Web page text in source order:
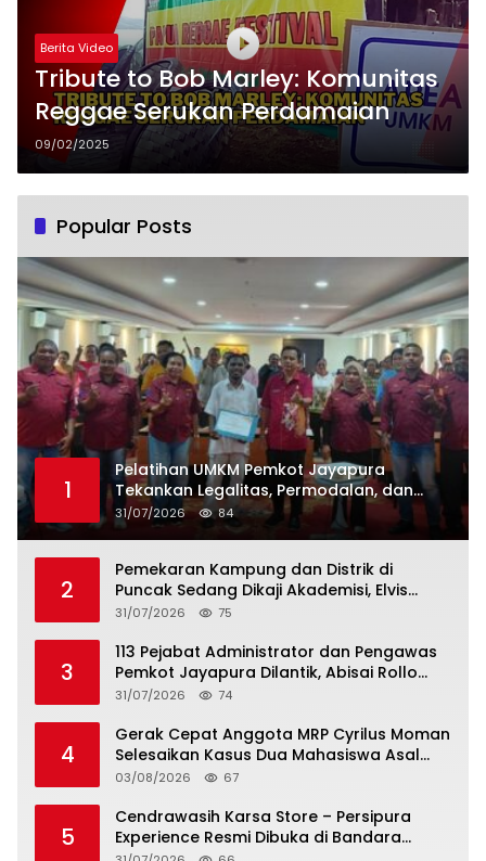
Berita Video
Tribute to Bob Marley: Komunitas
Reggae Serukan Perdamaian
09/02/2025
Popular Posts
1
Pelatihan UMKM Pemkot Jayapura
Tekankan Legalitas, Permodalan, dan
Tata Kelola Usaha
31/07/2026 84
2
Pemekaran Kampung dan Distrik di
Puncak Sedang Dikaji Akademisi, Elvis
Tabuni: Jangan Demo dan Palang Jalan
31/07/2026 75
3
113 Pejabat Administrator dan Pengawas
Pemkot Jayapura Dilantik, Abisai Rollo
Ingatkan ASN Tingkatkan Kinerja dan
31/07/2026 74
4
Gerak Cepat Anggota MRP Cyrilus Moman
Selesaikan Kasus Dua Mahasiswa Asal
Yapen yang Dikeroyok
03/08/2026 67
5
Cendrawasih Karsa Store – Persipura
Experience Resmi Dibuka di Bandara